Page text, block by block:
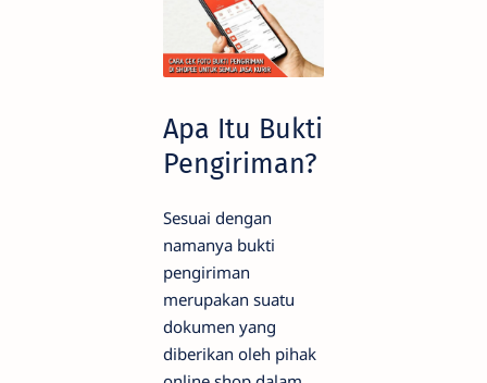
Apa Itu Bukti
Pengiriman?
Sesuai dengan
namanya bukti
pengiriman
merupakan suatu
dokumen yang
diberikan oleh pihak